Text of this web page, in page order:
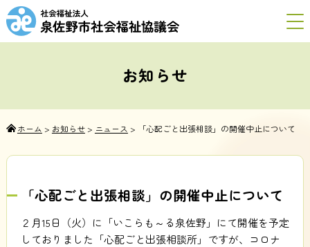
お知らせ
ホーム > お知らせ> ニュース > 「心配ごと出張相談」の開催中止について
「心配ごと出張相談」の開催中止について
２月15日（火）に「いこらも～る泉佐野」にて開催を予定
しておりました「心配ごと出張相談所」ですが、コロナ